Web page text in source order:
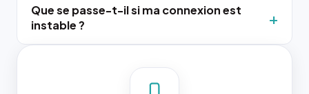
Que se passe-t-il si ma connexion est
instable ?